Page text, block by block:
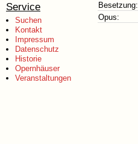
Service
Suchen
Kontakt
Impressum
Datenschutz
Historie
Opernhäuser
Veranstaltungen
Besetzung:
Opus: